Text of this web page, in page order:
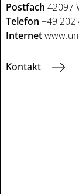
Postfach 42097
Telefon +49 202
Internet
Kontakt